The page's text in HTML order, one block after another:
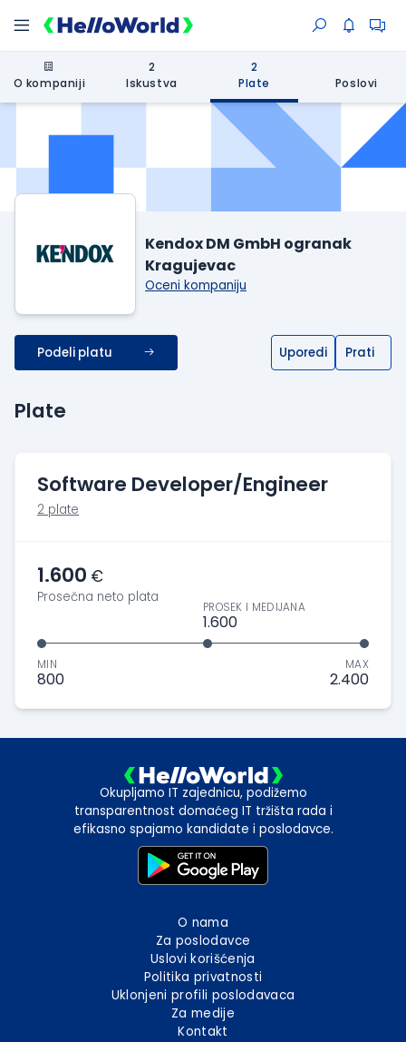
O kompaniji
2
Iskustva
2
Plate
Poslovi
Kendox DM GmbH ogranak
Kragujevac
Oceni kompaniju
Podeli platu Uporedi Prati
Plate
Software Developer/Engineer
2 plate
1.600 €
Prosečna neto plata
MIN
800
PROSEK I MEDIJANA
1.600
MAX
2.400
Okupljamo IT zajednicu, podižemo
transparentnost domaćeg IT tržišta rada i
efikasno spajamo kandidate i poslodavce.
O nama
Za poslodavce
Uslovi korišćenja
Politika privatnosti
Uklonjeni profili poslodavaca
Za medije
Kontakt